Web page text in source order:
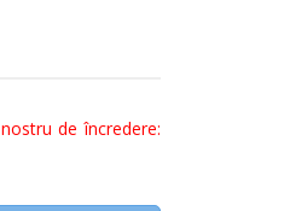
de încredere: